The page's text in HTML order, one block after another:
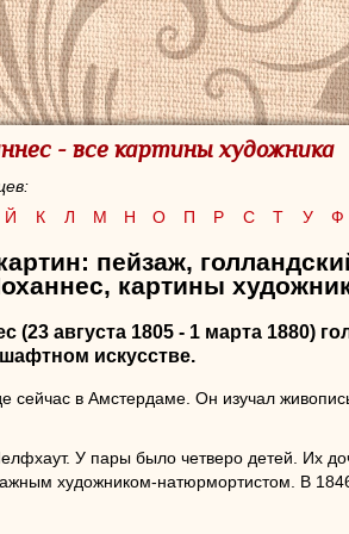
- все картины художника
Й К Л М Н О П Р С Т У Ф
пейзаж,
картины
(23 августа 1805 - 1 марта 1880)
искусстве.
сейчас в Амстердаме. Он изучал
У пары было четверо детей. Их
художником-натюрмортистом. В
Гарлема (Teeken-Kollegie), который
1826 по 1876 год художник выставлялся